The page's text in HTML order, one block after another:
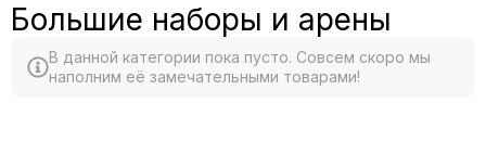
Большие наборы и арены
В данной категории пока пусто. Совсем скоро мы
наполним её замечательными товарами!